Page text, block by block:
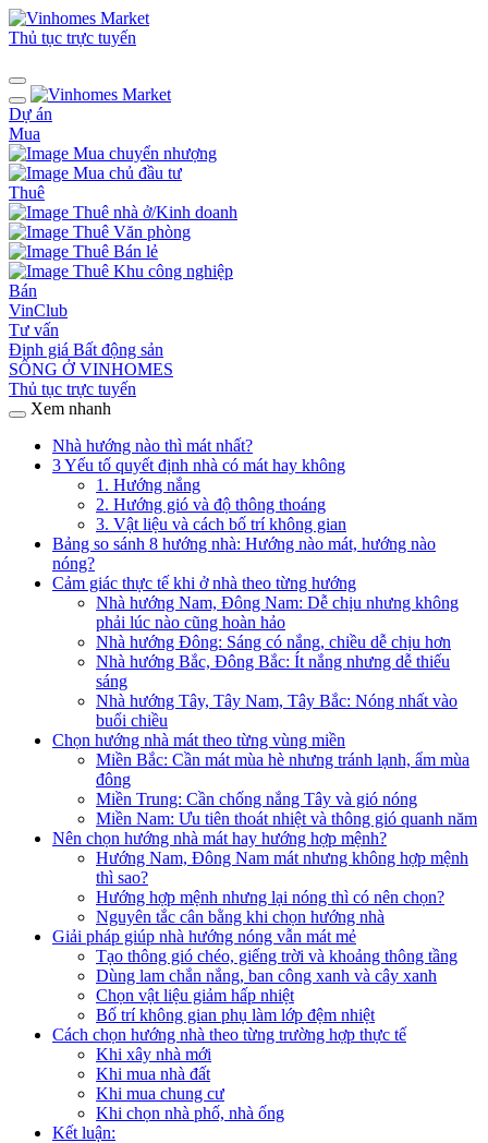
Thủ tục trực tuyến
Dự án
Mua
Mua chuyển nhượng
Mua chủ đầu tư
Thuê
Thuê nhà ở/Kinh doanh
Thuê Văn phòng
Thuê Bán lẻ
Thuê Khu công nghiệp
Bán
VinClub
Tư vấn
Định giá Bất động sản
SỐNG Ở VINHOMES
Thủ tục trực tuyến
Xem nhanh
Nhà hướng nào thì mát nhất?
3 Yếu tố quyết định nhà có mát hay không
1. Hướng nắng
2. Hướng gió và độ thông thoáng
3. Vật liệu và cách bố trí không gian
Bảng so sánh 8 hướng nhà: Hướng nào mát, hướng nào
nóng?
Cảm giác thực tế khi ở nhà theo từng hướng
Nhà hướng Nam, Đông Nam: Dễ chịu nhưng không
phải lúc nào cũng hoàn hảo
Nhà hướng Đông: Sáng có nắng, chiều dễ chịu hơn
Nhà hướng Bắc, Đông Bắc: Ít nắng nhưng dễ thiếu
sáng
Nhà hướng Tây, Tây Nam, Tây Bắc: Nóng nhất vào
buổi chiều
Chọn hướng nhà mát theo từng vùng miền
Miền Bắc: Cần mát mùa hè nhưng tránh lạnh, ẩm mùa
đông
Miền Trung: Cần chống nắng Tây và gió nóng
Miền Nam: Ưu tiên thoát nhiệt và thông gió quanh năm
Nên chọn hướng nhà mát hay hướng hợp mệnh?
Hướng Nam, Đông Nam mát nhưng không hợp mệnh
thì sao?
Hướng hợp mệnh nhưng lại nóng thì có nên chọn?
Nguyên tắc cân bằng khi chọn hướng nhà
Giải pháp giúp nhà hướng nóng vẫn mát mẻ
Tạo thông gió chéo, giếng trời và khoảng thông tầng
Dùng lam chắn nắng, ban công xanh và cây xanh
Chọn vật liệu giảm hấp nhiệt
Bố trí không gian phụ làm lớp đệm nhiệt
Cách chọn hướng nhà theo từng trường hợp thực tế
Khi xây nhà mới
Khi mua nhà đất
Khi mua chung cư
Khi chọn nhà phố, nhà ống
Kết luận: